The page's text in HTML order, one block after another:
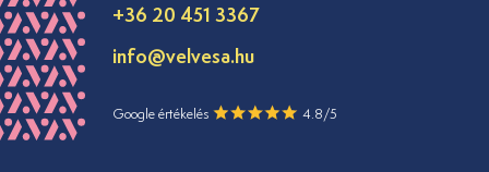
+36 20 451 3367
info@velvesa.hu
Google értékelés 4.8/5